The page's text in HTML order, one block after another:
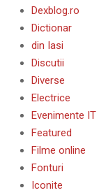
Dexblog.ro
Dictionar
din Iasi
Discutii
Diverse
Electrice
Evenimente IT
Featured
Filme online
Fonturi
Iconite